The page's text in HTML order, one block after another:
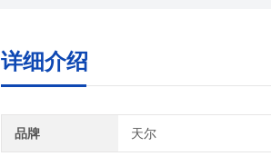
详细介绍
品牌 天尔